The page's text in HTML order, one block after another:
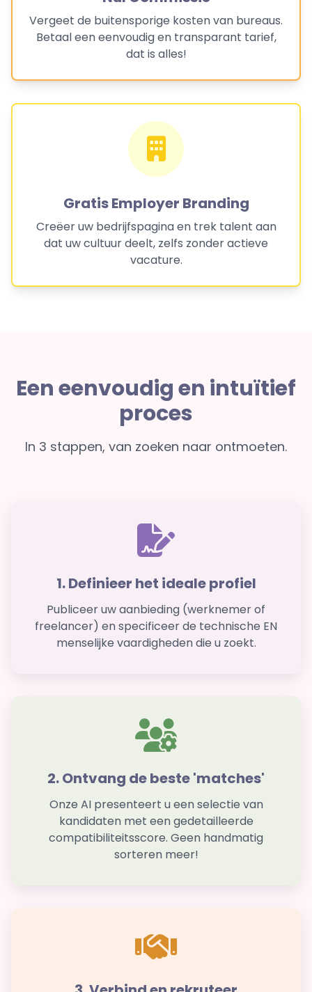
Vergeet de buitensporige kosten van bureaus.
Betaal een eenvoudig en transparant tarief,
dat is alles!
Gratis Employer Branding
Creëer uw bedrijfspagina en trek talent aan
dat uw cultuur deelt, zelfs zonder actieve
vacature.
Een eenvoudig en intuïtief
proces
In 3 stappen, van zoeken naar ontmoeten.
1. Definieer het ideale profiel
Publiceer uw aanbieding (werknemer of
freelancer) en specificeer de technische EN
menselijke vaardigheden die u zoekt.
2. Ontvang de beste 'matches'
Onze AI presenteert u een selectie van
kandidaten met een gedetailleerde
compatibiliteitsscore. Geen handmatig
sorteren meer!